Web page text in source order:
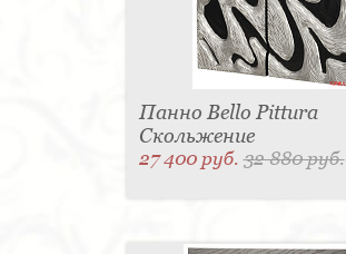
Панно Bello Pittura
Скольжение
27 400 руб.32 880 руб.